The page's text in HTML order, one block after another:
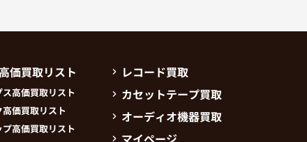
価買取リスト
高価買取リスト
価買取リスト
高価買取リスト
レコード買取
カセットテープ買取
オーディオ機器買取
マイページ